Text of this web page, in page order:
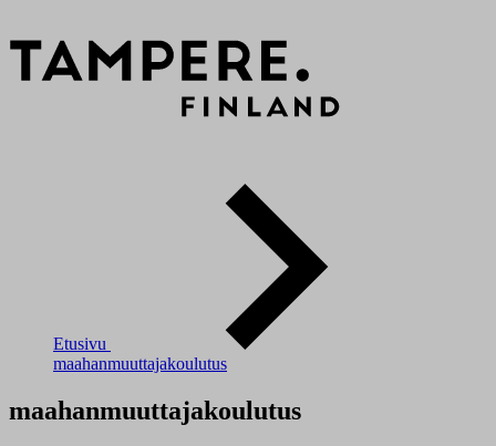
Etusivu
maahanmuuttajakoulutus
maahanmuuttajakoulutus